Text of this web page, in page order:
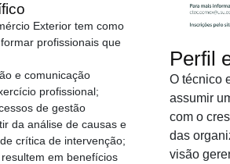
Exterior tem como
profissionais que
e comunicação
profissional;
de gestão
da análise de causas e
crítica de intervenção;
em benefícios
Perfil
O técnico
assumir
com o
das
visão